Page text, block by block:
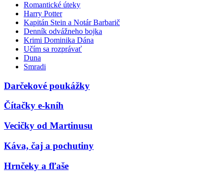
Romantické úteky
Harry Potter
Kapitán Stein a Notár Barbarič
Denník odvážneho bojka
Krimi Dominika Dána
Učím sa rozprávať
Duna
Smradi
Darčekové poukážky
Čítačky e-kníh
Vecičky od Martinusu
Káva, čaj a pochutiny
Hrnčeky a fľaše